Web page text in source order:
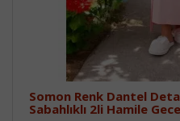
Somon Renk Dantel
Sabahlıklı 2li Hamile